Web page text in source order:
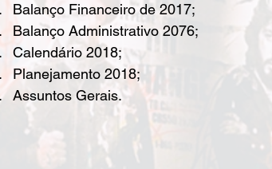
Balanço Financeiro de 2017;
Balanço Administrativo 2076;
Calendário 2018;
Planejamento 2018;
Assuntos Gerais.